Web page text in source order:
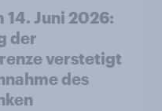
14. Juni 2026:
der
verstetigt
des